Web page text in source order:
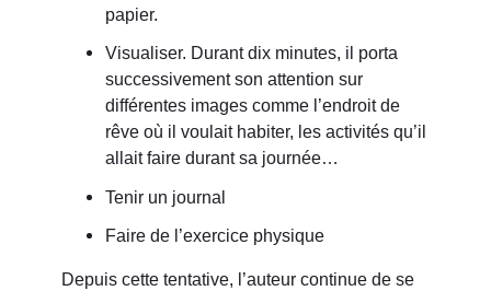
papier.
Visualiser. Durant dix minutes, il porta
successivement son attention sur
différentes images comme l’endroit de
rêve où il voulait habiter, les activités qu’il
allait faire durant sa journée…
Tenir un journal
Faire de l’exercice physique
Depuis cette tentative, l’auteur continue de se